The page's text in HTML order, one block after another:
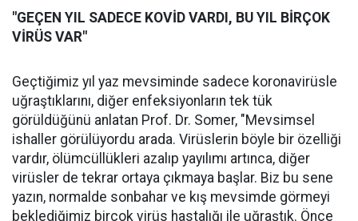
"GEÇEN YIL SADECE KOVİD VARDI, BU YIL BİRÇOK
VİRÜS VAR"
Geçtiğimiz yıl yaz mevsiminde sadece koronavirüsle
uğraştıklarını, diğer enfeksiyonların tek tük
görüldüğünü anlatan Prof. Dr. Somer, "Mevsimsel
ishaller görülüyordu arada. Virüslerin böyle bir özelliği
vardır, ölümcüllükleri azalıp yayılımı artınca, diğer
virüsler de tekrar ortaya çıkmaya başlar. Biz bu sene
yazın, normalde sonbahar ve kış mevsimde görmeyi
beklediğimiz birçok virüs hastalığı ile uğraştık. Önce